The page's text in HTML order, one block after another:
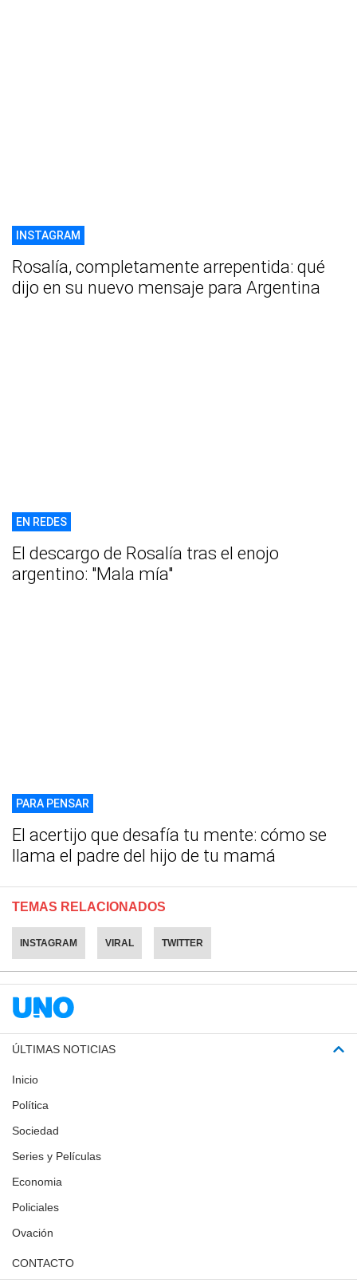
INSTAGRAM
Rosalía, completamente arrepentida: qué
dijo en su nuevo mensaje para Argentina
EN REDES
El descargo de Rosalía tras el enojo
argentino: "Mala mía"
PARA PENSAR
El acertijo que desafía tu mente: cómo se
llama el padre del hijo de tu mamá
TEMAS RELACIONADOS
INSTAGRAM VIRAL TWITTER
ÚLTIMAS NOTICIAS
Inicio
Política
Sociedad
Series y Películas
Economia
Policiales
Ovación
CONTACTO